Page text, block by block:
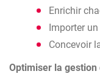
Enrichir
Importer
Concevoir
Optimiser la gestion